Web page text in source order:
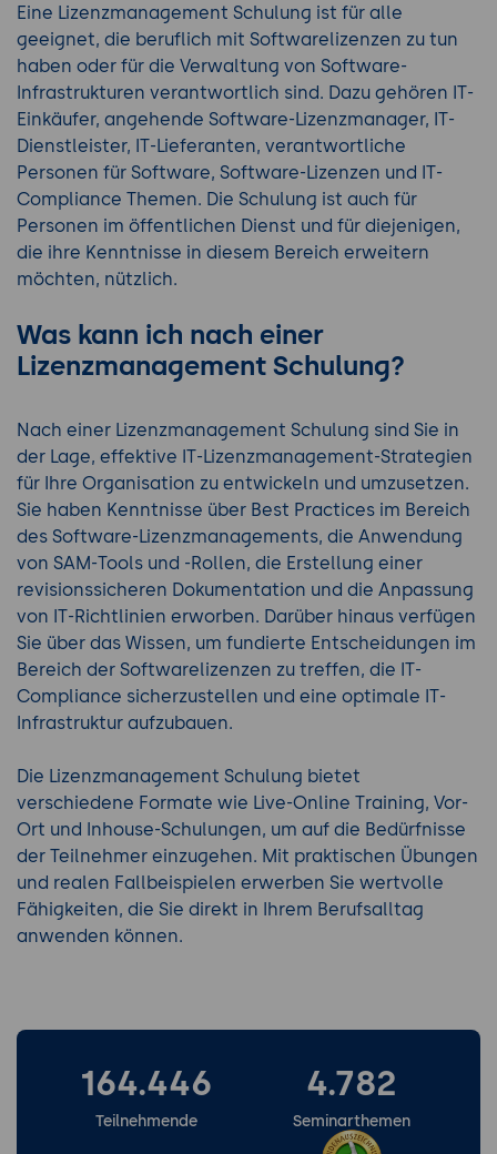
Eine Lizenzmanagement Schulung ist für alle
geeignet, die beruflich mit Softwarelizenzen zu tun
haben oder für die Verwaltung von Software-
Infrastrukturen verantwortlich sind. Dazu gehören IT-
Einkäufer, angehende Software-Lizenzmanager, IT-
Dienstleister, IT-Lieferanten, verantwortliche
Personen für Software, Software-Lizenzen und IT-
Compliance Themen. Die Schulung ist auch für
Personen im öffentlichen Dienst und für diejenigen,
die ihre Kenntnisse in diesem Bereich erweitern
möchten, nützlich.
Was kann ich nach einer
Lizenzmanagement Schulung?
Nach einer Lizenzmanagement Schulung sind Sie in
der Lage, effektive IT-Lizenzmanagement-Strategien
für Ihre Organisation zu entwickeln und umzusetzen.
Sie haben Kenntnisse über Best Practices im Bereich
des Software-Lizenzmanagements, die Anwendung
von SAM-Tools und -Rollen, die Erstellung einer
revisionssicheren Dokumentation und die Anpassung
von IT-Richtlinien erworben. Darüber hinaus verfügen
Sie über das Wissen, um fundierte Entscheidungen im
Bereich der Softwarelizenzen zu treffen, die IT-
Compliance sicherzustellen und eine optimale IT-
Infrastruktur aufzubauen.
Die Lizenzmanagement Schulung bietet
verschiedene Formate wie Live-Online Training, Vor-
Ort und Inhouse-Schulungen, um auf die Bedürfnisse
der Teilnehmer einzugehen. Mit praktischen Übungen
und realen Fallbeispielen erwerben Sie wertvolle
Fähigkeiten, die Sie direkt in Ihrem Berufsalltag
anwenden können.
164.446
Teilnehmende
4.782
Seminarthemen